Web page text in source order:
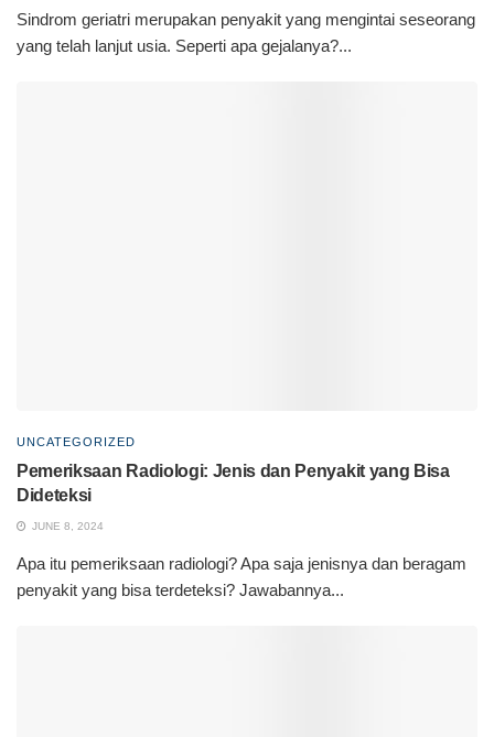
Sindrom geriatri merupakan penyakit yang mengintai seseorang
yang telah lanjut usia. Seperti apa gejalanya?...
UNCATEGORIZED
Pemeriksaan Radiologi: Jenis dan Penyakit yang Bisa
Dideteksi
JUNE 8, 2024
Apa itu pemeriksaan radiologi? Apa saja jenisnya dan beragam
penyakit yang bisa terdeteksi? Jawabannya...